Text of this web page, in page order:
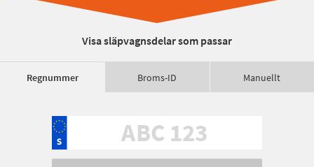
Visa släpvagnsdelar som passar
Regnummer Broms-ID Manuellt